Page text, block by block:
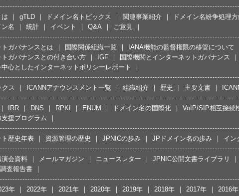
は gTLD ドメイン名トピックス 関連事業紹介
ドメイン名紛争処理
名
統計 イベント Q&A ご意見
ガバナンスとは 国際関係組織一覧
IANA機能の監督権限の移管について
ガバナンスとの付き合い方
IGF
国際機関とインターネットガバナンス
中心としたインターネットポリシーレポート
クス ICANNアナウンスメント一覧 組織紹介 歴史 主要文書
IRR DNS RPKI ENUM ドメイン名の国際化
VoIP/SIP相互接続
援プログラム
歴史年表 資源管理の歴史 JPNICの歩み JPドメイン名の歩み イン
演会資料 メールマガジン ニュースレター
JPNIC公開文書ライブラリ
調査報告書
年 2022年 2021年 2020年 2019年 2018年 2017年
2016年